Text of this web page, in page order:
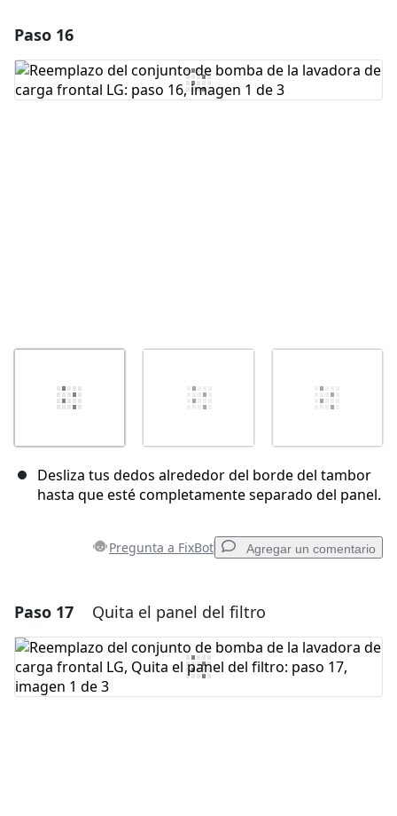
Agregar Comentario
Paso 16
Desliza tus dedos alrededor del borde del tambor
hasta que esté completamente separado del panel.
Pregunta a FixBot Agregar un comentario
Agregar un comentario
Agregar Comentario
Paso 17 Quita el panel del filtro